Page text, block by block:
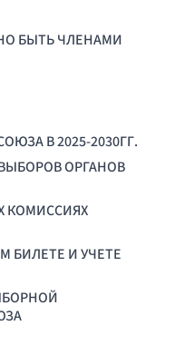
БЫТЬ ЧЛЕНАМИ
В 2025-2030ГГ.
ОРГАНОВ
КОМИССИЯХ
И УЧЕТЕ